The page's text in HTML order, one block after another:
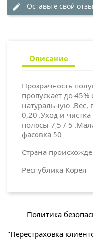
edit Оставьте свой
Описание
Прозрачность
пропускает до 45%
натуральную
0,20 .Уход и
полосы 7,5 / 5
фасовка 50
Страна
Республика Корея
Политика
"Перестраховка